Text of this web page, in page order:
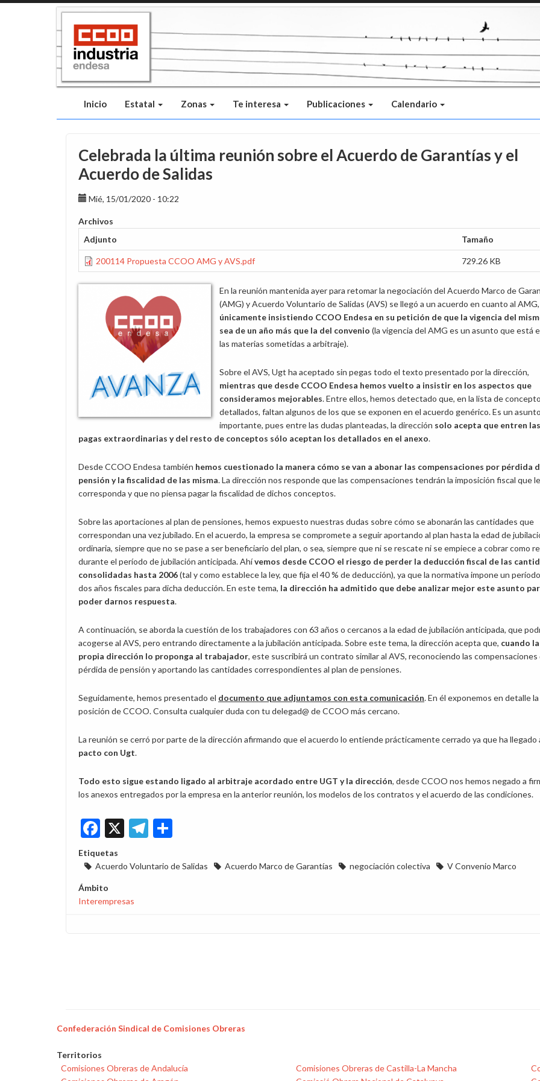
Inicio Estatal Zonas Te interesa Publicaciones Calendario
Celebrada la última reunión sobre el Acuerdo de Garantías y el
Acuerdo de Salidas
Mié, 15/01/2020 - 10:22
Archivos
Adjunto
Tamaño
200114 Propuesta CCOO AMG y AVS.pdf 729.26 KB
En la reunión mantenida ayer para retomar la negociación del Acuerdo Marco de
(AMG) y Acuerdo Voluntario de Salidas (AVS) se llegó a un acuerdo en cuanto al AMG,
únicamente insistiendo CCOO Endesa en su petición de que la vigencia del
sea de un año más que la del convenio (la vigencia del AMG es un asunto que está
las materias sometidas a arbitraje).
Sobre el AVS, Ugt ha aceptado sin pegas todo el texto presentado por la dirección,
mientras que desde CCOO Endesa hemos vuelto a insistir en los aspectos que
consideramos mejorables. Entre ellos, hemos detectado que, en la lista de
detallados, faltan algunos de los que se exponen en el acuerdo genérico. Es un asunto
importante, pues entre las dudas planteadas, la dirección solo acepta que entren
pagas extraordinarias y del resto de conceptos sólo aceptan los detallados en el anexo.
Desde CCOO Endesa también hemos cuestionado la manera cómo se van a abonar las compensaciones por pérdida
pensión y la fiscalidad de las misma. La dirección nos responde que las compensaciones tendrán la imposición fiscal que
corresponda y que no piensa pagar la fiscalidad de dichos conceptos.
Sobre las aportaciones al plan de pensiones, hemos expuesto nuestras dudas sobre cómo se abonarán las cantidades que
correspondan una vez jubilado. En el acuerdo, la empresa se compromete a seguir aportando al plan hasta la edad de
ordinaria, siempre que no se pase a ser beneficiario del plan, o sea, siempre que ni se rescate ni se empiece a cobrar como
durante el período de jubilación anticipada. Ahívemos desde CCOO el riesgo de perder la deducción fiscal de las
consolidadas hasta 2006(tal y como establece la ley, que fija el 40 % de deducción), ya que la normativa impone un
dos años fiscales para dicha deducción. En este tema, la dirección ha admitido que debe analizar mejor este asunto
poder darnos respuesta.
A continuación, se aborda la cuestión de los trabajadores con 63 años o cercanos a la edad de jubilación anticipada, que
acogerse al AVS, pero entrando directamente a la jubilación anticipada. Sobre este tema, la dirección acepta que, cuando la
propia dirección lo proponga al trabajador, este suscribirá un contrato similar al AVS, reconociendo las compensaciones
pérdida de pensión y aportando las cantidades correspondientes al plan de pensiones.
Seguidamente, hemos presentado el documento que adjuntamos con esta comunicación. En él exponemos en detalle la
posición de CCOO. Consulta cualquier duda con tu delegad@ de CCOO más cercano.
La reunión se cerró por parte de la dirección afirmando que el acuerdo lo entiende prácticamente cerrado ya que ha llegado
pacto con Ugt.
Todo esto sigue estando ligado al arbitraje acordado entre UGT y la dirección, desde CCOO nos hemos negado a
los anexos entregados por la empresa en la anterior reunión, los modelos de los contratos y el acuerdo de las condiciones.
Facebook
X Telegram
Etiquetas
Acuerdo Voluntario de Salidas
Acuerdo Marco de Garantías negociación colectiva V Convenio Marco
Ámbito
Interempresas
Confederación Sindical de Comisiones Obreras
Territorios
Comisiones Obreras de Andalucía
Comisiones Obreras de Castilla-La Mancha